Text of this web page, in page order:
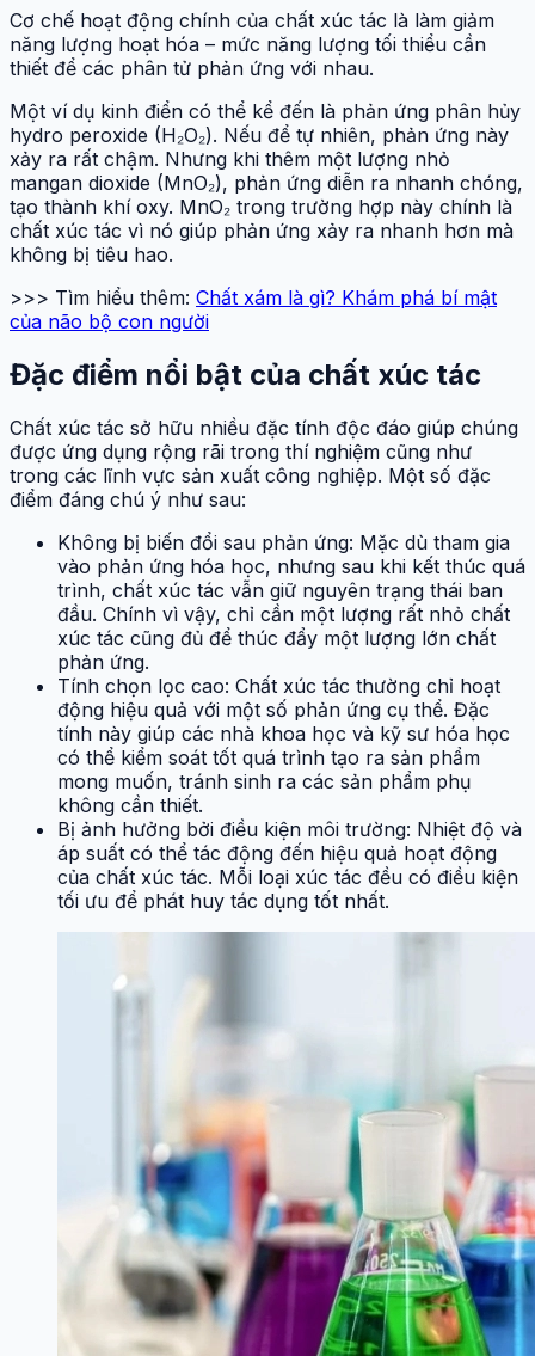
Cơ chế hoạt động chính của chất xúc tác là làm giảm
năng lượng hoạt hóa – mức năng lượng tối thiểu cần
thiết để các phân tử phản ứng với nhau.
Một ví dụ kinh điển có thể kể đến là phản ứng phân hủy
hydro peroxide (H₂O₂). Nếu để tự nhiên, phản ứng này
xảy ra rất chậm. Nhưng khi thêm một lượng nhỏ
mangan dioxide (MnO₂), phản ứng diễn ra nhanh chóng,
tạo thành khí oxy. MnO₂ trong trường hợp này chính là
chất xúc tác vì nó giúp phản ứng xảy ra nhanh hơn mà
không bị tiêu hao.
>>> Tìm hiểu thêm: Chất xám là gì? Khám phá bí mật
của não bộ con người
Đặc điểm nổi bật của chất xúc tác
Chất xúc tác sở hữu nhiều đặc tính độc đáo giúp chúng
được ứng dụng rộng rãi trong thí nghiệm cũng như
trong các lĩnh vực sản xuất công nghiệp. Một số đặc
điểm đáng chú ý như sau:
Không bị biến đổi sau phản ứng: Mặc dù tham gia
vào phản ứng hóa học, nhưng sau khi kết thúc quá
trình, chất xúc tác vẫn giữ nguyên trạng thái ban
đầu. Chính vì vậy, chỉ cần một lượng rất nhỏ chất
xúc tác cũng đủ để thúc đẩy một lượng lớn chất
phản ứng.
Tính chọn lọc cao: Chất xúc tác thường chỉ hoạt
động hiệu quả với một số phản ứng cụ thể. Đặc
tính này giúp các nhà khoa học và kỹ sư hóa học
có thể kiểm soát tốt quá trình tạo ra sản phẩm
mong muốn, tránh sinh ra các sản phẩm phụ
không cần thiết.
Bị ảnh hưởng bởi điều kiện môi trường: Nhiệt độ và
áp suất có thể tác động đến hiệu quả hoạt động
của chất xúc tác. Mỗi loại xúc tác đều có điều kiện
tối ưu để phát huy tác dụng tốt nhất.